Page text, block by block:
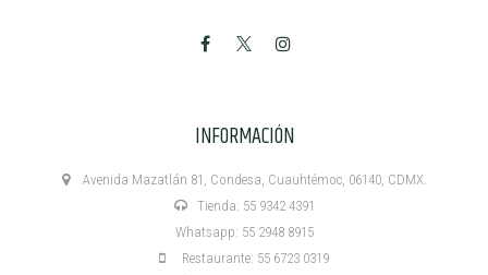
INFORMACIÓN
Avenida Mazatlán 81, Condesa, Cuauhtémoc, 06140, CDMX.
Tienda: 55 9342 4391
Whatsapp: 55 2948 8915
Restaurante: 55 6723 0319